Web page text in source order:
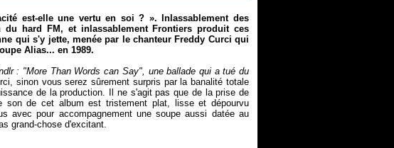
est-elle une vertu en soi ? ». Inlassablement des
hard FM, et inlassablement Frontiers produit ces
qui s'y jette, menée par le chanteur Freddy Curci qui
Alias... en 1989.
: "More Than Words can Say", une ballade qui a tué du
sinon vous serez sûrement surpris par la banalité totale
de la production. Il ne s'agit pas que de la prise de
de cet album est tristement plat, lisse et dépourvu
avec pour accompagnement une soupe aussi datée au